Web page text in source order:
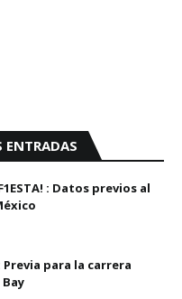
ENTRADAS
: Datos previos al
Previa para la carrera